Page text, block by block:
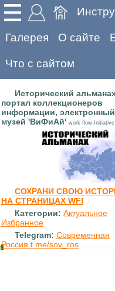
Галерея О сайте
Что с сайтом
Исторический
портал коллекционеров
информации, электронный
музей 'ВиФиАй' work-flow-Initiative
СОХРАНИ СВОЮ
НА СТРАНИЦАХ WFI
Категории: Актуальное
Избранное
Telegram: Современная
Россия t.me/sov_ros